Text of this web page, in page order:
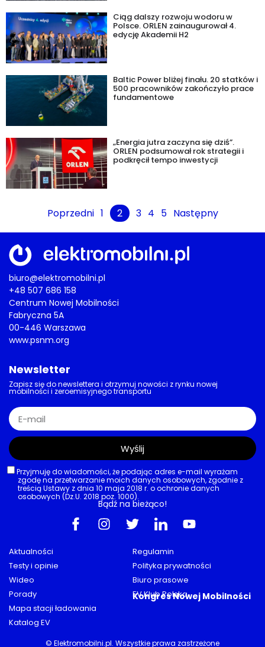
Ciąg dalszy rozwoju wodoru w
Polsce. ORLEN zainaugurował 4.
edycję Akademii H2
Baltic Power bliżej finału. 20 statków i
500 pracowników zakończyło prace
fundamentowe
„Energia jutra zaczyna się dziś”.
ORLEN podsumował rok strategii i
podkręcił tempo inwestycji
Poprzedni 1 2 3 4 5 Następny
biuro@elektromobilni.pl
+48 507 686 158
Centrum Nowej Mobilności
Fabryczna 5A
00-446 Warszawa
www.psnm.org
Aktualności
Testy i opinie
Wideo
Porady
Mapa stacji ładowania
Katalog EV
Regulamin
Polityka prywatności
Biuro prasowe
EV Klub Polska
Kongres Nowej Mobilności
Newsletter
Zapisz się do newslettera i otrzymuj nowości z rynku nowej
mobilności i zeroemisyjnego transportu
Przyjmuję do wiadomości, że podając adres e-mail wyrażam
zgodę na przetwarzanie moich danych osobowych, zgodnie z
treścią Ustawy z dnia 10 maja 2018 r. o ochronie danych
osobowych (Dz.U. 2018 poz. 1000).
Wyślij
Bądź na bieżąco!
© Elektromobilni.pl. Wszystkie prawa zastrzeżone